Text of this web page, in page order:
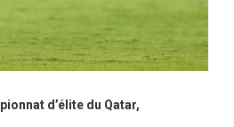
d’élite du Qatar,